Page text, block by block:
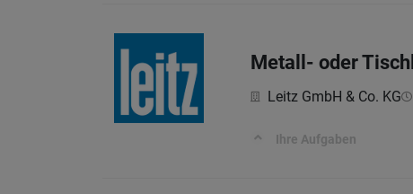
Metall- oder
Leitz GmbH & Co. KG
Ihre Aufgaben